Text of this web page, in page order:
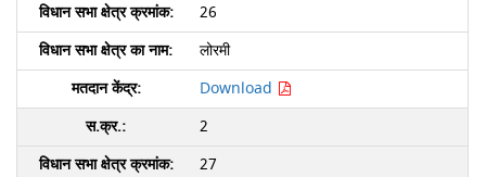
26
लोरमी
Download
2
27